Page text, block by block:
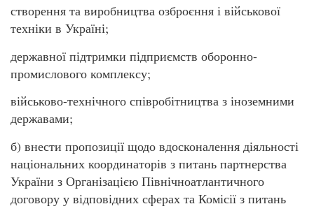
створення та виробництва озброєння і військової
техніки в Україні;
державної підтримки підприємств оборонно-
промислового комплексу;
військово-технічного співробітництва з іноземними
державами;
б) внести пропозиції щодо вдосконалення діяльності
національних координаторів з питань партнерства
України з Організацією Північноатлантичного
договору у відповідних сферах та Комісії з питань